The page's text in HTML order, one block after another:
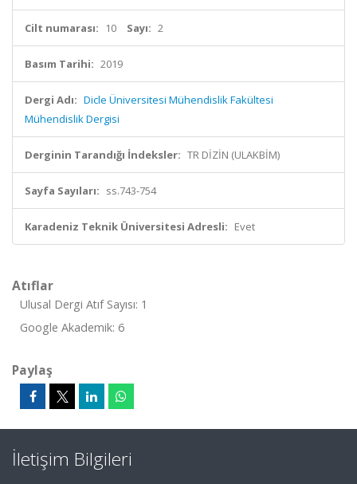
Cilt numarası: 10 Sayı: 2
Basım Tarihi: 2019
Dergi Adı: Dicle Üniversitesi Mühendislik Fakültesi
Mühendislik Dergisi
Derginin Tarandığı İndeksler: TR DİZİN (ULAKBİM)
Sayfa Sayıları: ss.743-754
Karadeniz Teknik Üniversitesi Adresli: Evet
Atıflar
Ulusal Dergi Atıf Sayısı: 1
Google Akademik: 6
Paylaş
İletişim Bilgileri